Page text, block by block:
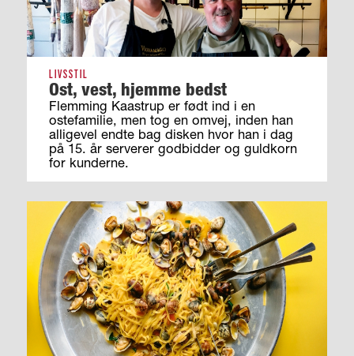
LIVSSTIL
Ost, vest, hjemme bedst
Flemming Kaastrup er født ind i en
ostefamilie, men tog en omvej, inden han
alligevel endte bag disken hvor han i dag
på 15. år serverer godbidder og guldkorn
for kunderne.